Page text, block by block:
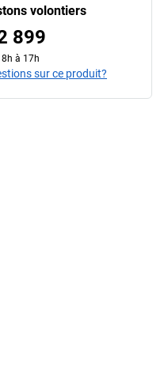
volontiers
899
à 17h
sur ce produit?